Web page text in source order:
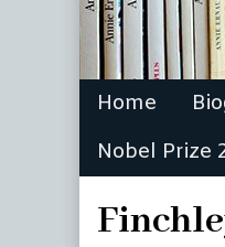
Home
Nobel Prize